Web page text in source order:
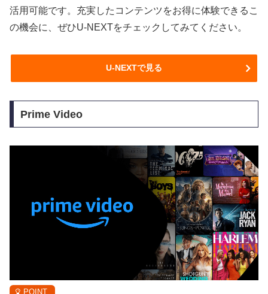
活用可能です。充実したコンテンツをお得に体験できるこ
の機会に、ぜひU-NEXTをチェックしてみてください。
U-NEXTで見る
Prime Video